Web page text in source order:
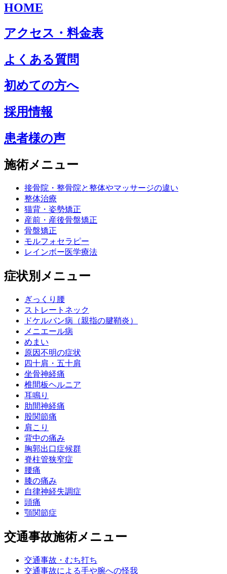
HOME
アクセス・料金表
よくある質問
初めての方へ
採用情報
患者様の声
施術メニュー
接骨院・整骨院と整体やマッサージの違い
整体治療
猫背・姿勢矯正
産前・産後骨盤矯正
骨盤矯正
モルフォセラピー
レインボー医学療法
症状別メニュー
ぎっくり腰
ストレートネック
ドケルバン病（親指の腱鞘炎）
メニエール病
めまい
原因不明の症状
四十肩・五十肩
坐骨神経痛
椎間板ヘルニア
耳鳴り
肋間神経痛
股関節痛
肩こり
背中の痛み
胸郭出口症候群
脊柱管狭窄症
腰痛
膝の痛み
自律神経失調症
頭痛
顎関節症
交通事故施術メニュー
交通事故・むち打ち
交通事故による手や腕への怪我